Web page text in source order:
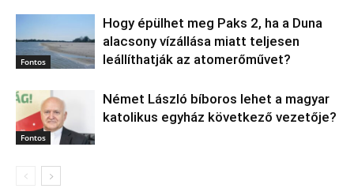
Fontos
Hogy épülhet meg Paks 2, ha a Duna
alacsony vízállása miatt teljesen
leállíthatják az atomerőművet?
Fontos
Német László bíboros lehet a magyar
katolikus egyház következő vezetője?